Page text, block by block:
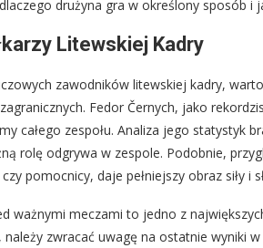
drużyna gra w określony sposób i
Litewskiej Kadry
zawodników litewskiej kadry,
Fedor Černych, jako
całego zespołu. Analiza jego statystyk
rolę odgrywa w zespole. Podobnie,
pomocnicy, daje pełniejszy obraz siły i
ważnymi meczami to jedno z
zwracać uwagę na ostatnie wyniki